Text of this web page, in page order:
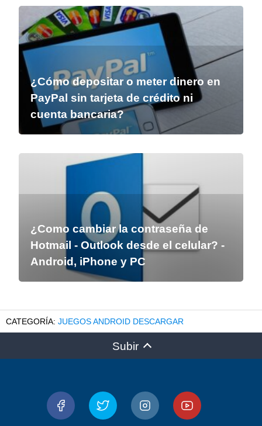
¿Cómo depositar o meter dinero en
PayPal sin tarjeta de crédito ni
cuenta bancaria?
¿Como cambiar la contraseña de
Hotmail - Outlook desde el celular? -
Android, iPhone y PC
JUEGOS ANDROID DESCARGAR
Subir